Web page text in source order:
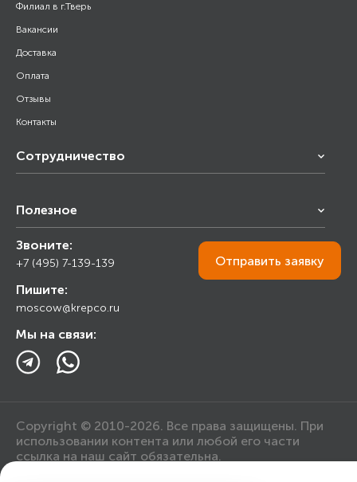
Филиал в г.Тверь
Вакансии
Доставка
Оплата
Отзывы
Контакты
Сотрудничество
Снабжение строительства
Торговым организациям
Полезное
Калькулятор
Прайс лист
Ответы на вопросы
Блог
Звоните:
+7 (495) 7-139-139
Пишите:
moscow@krepco.ru
Мы на связи:
Отправить заявку
Copyright © 2010-2026. Все права защищены. При
использовании контента или любой его части
ссылка на наш сайт обязательна.